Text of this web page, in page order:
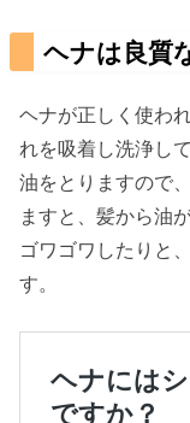
ヘナは良質
ヘナが正しく使わ
れを吸着し洗浄し
油をとりますので
ますと、髪から油
ゴワゴワしたりと
す。